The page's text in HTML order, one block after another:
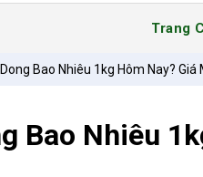
Trang
Bao Nhiêu 1kg Hôm Nay? Giá
Bao Nhiêu